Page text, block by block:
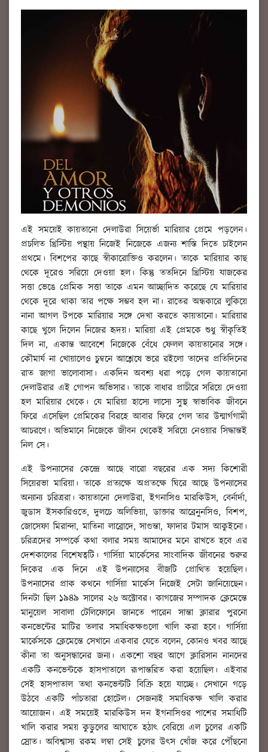
এই সময়েই কায়তানো দেলাউরা সিয়ের্ভা মারিয়ার প্রেমে পড়লেন।
প্রচলিত খ্রিস্টিয় পন্থায় নিজেই নিজেকে এজন্য শাস্তি দিতে চাইলেন
প্রথমে। বিশপের কাছে স্বীকারোক্তিও করলেন। তাকে মারিয়ার কাছ
থেকে দূরেও সরিয়ে দেওয়া হল। কিন্তু ততদিনে খ্রিস্টিয় যাজকের
সত্তা ভেঙে প্রেমিক সত্তা তাকে এমন আচ্ছাদিত করেছে যে মারিয়ার
থেকে দূরে থাকা তার পক্ষে সম্ভব হল না। রাতের অন্ধকারে লুকিয়ে
নানা আগল টপকে মারিয়ার সঙ্গে দেখা করতে কায়তানো। মারিয়ার
কাছে খুলে দিলেন নিজের হৃদয়। মারিয়া এই প্রেমকে শুধু স্বীকৃতিই
দিল না, একান্ত আবেশে নিজেকে বেঁধে ফেলল কায়তানোর সঙ্গে।
কৌমার্য না খোয়ালেও চুম্বনে আশ্লেষে ভরে রইলো তাদের প্রতিদিনের
রাত জাগা ভালোবাসা। একদিন অবশ্য ধরা পড়ে গেল কায়তানো
দেলাউরার এই গোপন অভিসার। তাকে বাধার প্রাচীরে সরিয়ে দেওয়া
হল মারিয়ার থেকে। যে মারিয়া হাস্যে লাস্যে সুস্থ স্বাভাবিক জীবনে
ফিরে এসেছিল প্রেমিকের বিরহে আবার ফিরে গেল তার উন্মার্গগামী
আচরণে। অভিমানে নিজেকে জীবন থেকেই সরিয়ে নেওয়ার সিদ্ধান্তই
নিল সে।
এই উপন্যাসের কেন্দ্রে আছে বারো বছরের এক সদ্য কিশোরী
সিয়েরভা মারিয়া। তাকে প্রত্যক্ষে অপ্রতক্ষে ঘিরে আছে উপন্যাসের
অন্যান্য চরিত্ররা। কায়তানো দেলাউরা, ইগনাসিও মারকিউস, বের্নার্দা,
জুডাস ইসকারিওতে, দুলচে অলিভিয়া, ডাক্তার আব্রেনুনসিও, বিশপ,
জোসেফা মিরান্দা, মাতিনা লাব্রোদে, সাগুন্তা, ফাদার টমাস আকুইনো।
চরিত্রদের সম্পর্কে কথা বলার সময় আমাদের মনে রাখতে হবে এর
দেশকালের বিশেষত্বটি। গার্সিয়া মার্কেসের সাংবাদিক জীবনের শুরুর
দিকের এক দিনে এই উপন্যাসের বীজটি প্রোথিত হয়েছিল।
উপন্যাসের প্রাক কথনে গার্সিয়া মার্কেস নিজেই সেটা জানিয়েছেন।
দিনটা ছিল ১৯৪৯ সালের ২৬ অক্টোবর। কাগজের সম্পাদক ক্লেমেন্তে
মানুয়েল সাবালা টেলিফোনে জানতে পারেন সান্তা ক্লারার পুরনো
কনভেন্টের মাটির তলার সমাধিকক্ষগুলো খালি করা হবে। গার্সিয়া
মার্কেসকে ক্লেমেন্তে সেখানে একবার যেতে বলেন, কোনও খবর আছে
কীনা তা অনুসন্ধানের জন্য। একশো বছর আগে ক্লারিসান নানদের
একটি কনভেন্টকে হাসপাতালে রূপান্তরিত করা হয়েছিল। এইবার
সেই হাসপাতাল তথা কনভেন্টটি বিক্রি হয়ে যাচ্ছে। সেখানে গড়ে
উঠবে একটি পাঁচতারা হোটেল। সেজন্যই সমাধিকক্ষ খালি করার
আয়োজন। এই সময়েই মারকিউস দন ইগনাসিওর পাশের সমাধিটি
খালি করার সময় কুড়ুলের আঘাতে হঠাৎ বেরিয়ে এল চুলের একটি
স্রোত। অবিশ্বাস্য রকম লম্বা সেই চুলের উৎস খোঁজ করে পৌঁছনো